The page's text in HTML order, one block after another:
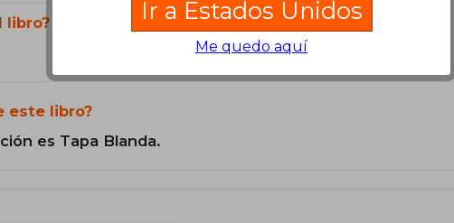
libro?
este libro?
es Tapa Blanda.
Ir a Estados Unidos
Me quedo aquí